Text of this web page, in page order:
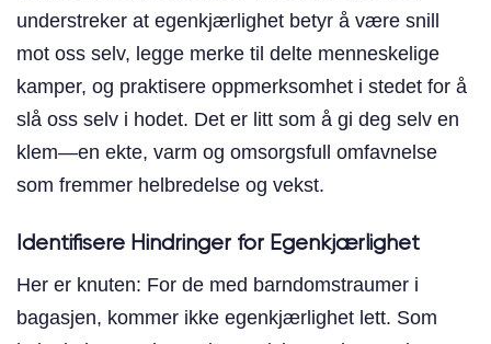
understreker at egenkjærlighet betyr å være snill
mot oss selv, legge merke til delte menneskelige
kamper, og praktisere oppmerksomhet i stedet for å
slå oss selv i hodet. Det er litt som å gi deg selv en
klem—en ekte, varm og omsorgsfull omfavnelse
som fremmer helbredelse og vekst.
Identifisere Hindringer for Egenkjærlighet
Her er knuten: For de med barndomstraumer i
bagasjen, kommer ikke egenkjærlighet lett. Som